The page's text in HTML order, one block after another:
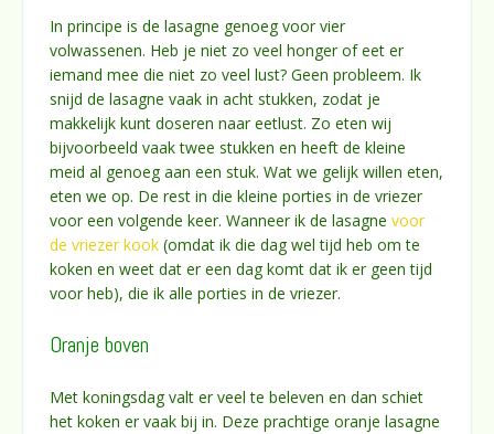
In principe is de lasagne genoeg voor vier
volwassenen. Heb je niet zo veel honger of eet er
iemand mee die niet zo veel lust? Geen probleem. Ik
snijd de lasagne vaak in acht stukken, zodat je
makkelijk kunt doseren naar eetlust. Zo eten wij
bijvoorbeeld vaak twee stukken en heeft de kleine
meid al genoeg aan een stuk. Wat we gelijk willen eten,
eten we op. De rest in die kleine porties in de vriezer
voor een volgende keer. Wanneer ik de lasagne voor
de vriezer kook (omdat ik die dag wel tijd heb om te
koken en weet dat er een dag komt dat ik er geen tijd
voor heb), die ik alle porties in de vriezer.
Oranje boven
Met koningsdag valt er veel te beleven en dan schiet
het koken er vaak bij in. Deze prachtige oranje lasagne